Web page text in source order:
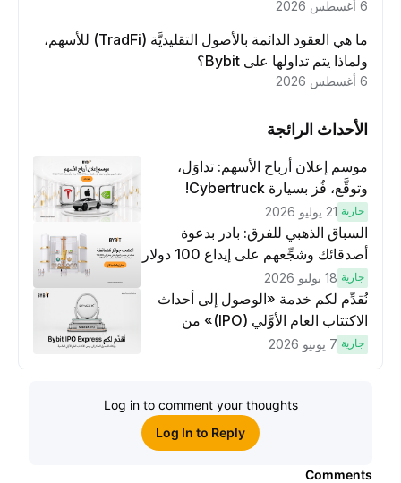
ما هي العقود الدائمة بالأصول التقليديَّة (TradFi) للأسهم،
ولماذا يتم تداولها على Bybit؟
الأحداث الرائجة
موسم إعلان أرباح الأسهم: تداوَل،
وتوقَّع، فُز بسيارة Cybertruck!
جارية 21 يوليو 2026
السباق الذهبي للفرق: بادر بدعوة
أصدقائك وشجِّعهم على إيداع 100 دولار
لكسَب مكافآت مُضاعَفة
جارية 18 يوليو 2026
نُقدِّم لكم خدمة «الوصول إلى أحداث
الاكتتاب العام الأوَّلي (IPO)» من
Bybit، بوابتك للوصول المبكر إلى فرص
جارية 7 يونيو 2026
Log in to comment your thoughts
Log In to Reply
Comments